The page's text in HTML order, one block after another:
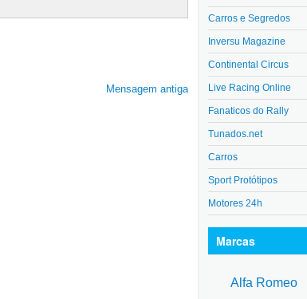
Mensagem antiga
Carros e Segredos
Inversu Magazine
Continental Circus
Live Racing Online
Fanaticos do Rally
Tunados.net
Carros
Sport Protótipos
Motores 24h
Marcas
Alfa Romeo